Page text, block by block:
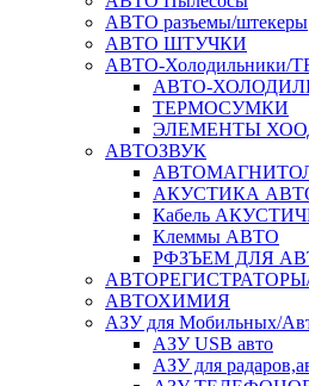
АВТО разъемы/штекеры
АВТО ШТУЧКИ
АВТО-
АВТО-
ТЕРМОСУМКИ
ЭЛЕМЕНТЫ
АВТОЗВУК
АКУСТИКА
Кабель
Клеммы АВТО
РФЗЪЕМ ДЛЯ
АВТОХИМИЯ
АЗУ для Мобильных/
АЗУ USB авто
АЗУ для